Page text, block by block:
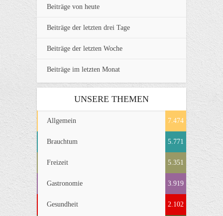
Beiträge von heute
Beiträge der letzten drei Tage
Beiträge der letzten Woche
Beiträge im letzten Monat
UNSERE THEMEN
Allgemein 7.474
Brauchtum 5.771
Freizeit 5.351
Gastronomie 3.919
Gesundheit 2.102